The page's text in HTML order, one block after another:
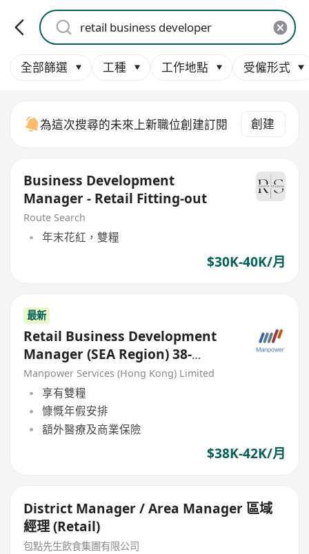
全部篩選 工種 工作地點 受僱形式
為這次搜尋的未來上新職位創建訂閱 創建
Business Development
Manager - Retail Fitting-out
Route Search
年末花紅，雙糧
$30K-40K/月
最新
Retail Business Development
Manager (SEA Region) 38-
42K*13
Manpower Services (Hong Kong) Limited
享有雙糧
慷慨年假安排
額外醫療及商業保險
$38K-42K/月
District Manager / Area Manager 區域
經理 (Retail)
包點先生飲食集團有限公司